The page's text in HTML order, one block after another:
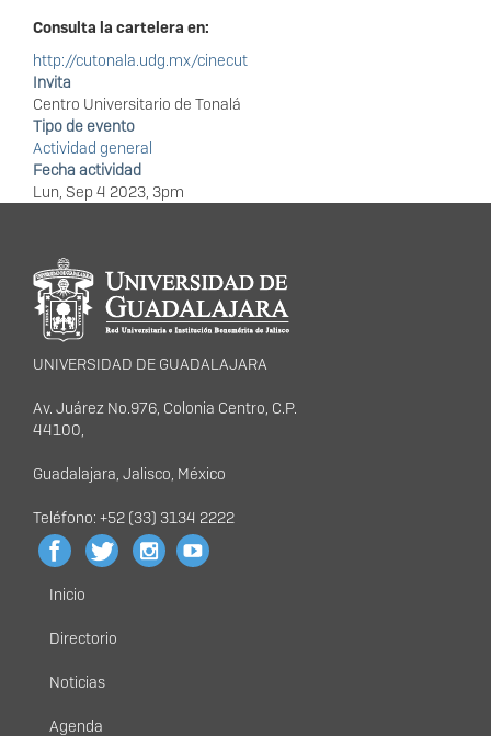
Consulta la cartelera en:
http://cutonala.udg.mx/cinecut
Invita
Centro Universitario de Tonalá
Tipo de evento
Actividad general
Fecha actividad
Lun, Sep 4 2023, 3pm
Información del
portal
UNIVERSIDAD DE GUADALAJARA
Av. Juárez No.976, Colonia Centro, C.P.
44100,
Guadalajara, Jalisco, México
Teléfono: +52 (33) 3134 2222
Menú
principal
Inicio
Directorio
Noticias
Agenda